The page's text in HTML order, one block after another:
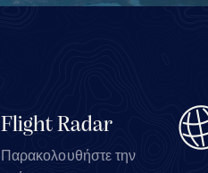
Flight Radar
Παρακολουθήστε την